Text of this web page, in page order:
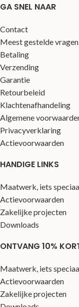
GA SNEL NAAR
Contact
Meest gestelde vragen
Betaling
Verzending
Garantie
Retourbeleid
Klachtenafhandeling
Algemene
Privacyverklaring
Actievoorwaarden
HANDIGE LINKS
Maatwerk, iets
Actievoorwaarden
Zakelijke projecten
Downloads
ONTVANG 10%
Maatwerk, iets
Actievoorwaarden
Zakelijke projecten